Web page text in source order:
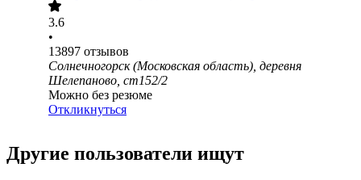
3.6
•
13897 отзывов
Солнечногорск (Московская область), деревня
Шелепаново, ст152/2
Можно без резюме
Откликнуться
Другие пользователи ищут